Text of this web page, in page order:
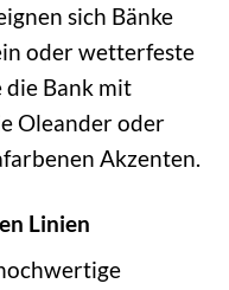
sich Bänke
oder wetterfeste
die Bank mit
Oleander oder
Akzenten.
Linien